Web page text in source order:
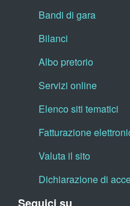
Bandi di gara
Bilanci
Albo pretorio
Servizi online
Elenco siti tematici
Fatturazione
Valuta il sito
Dichiarazione di